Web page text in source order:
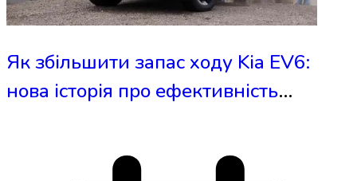
Як збільшити запас ходу Kia EV6:
нова історія про ефективність